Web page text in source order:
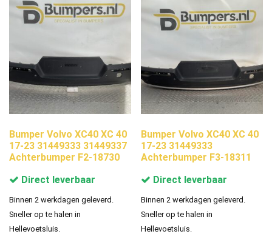
Bumper Volvo XC40 XC 40
17-23 31449333 31449337
Achterbumper F2-18730
Direct leverbaar
Binnen 2 werkdagen geleverd.
Sneller op te halen in
Hellevoetsluis.
Bumper Volvo XC40 XC 40
17-23 31449333
Achterbumper F3-18311
Direct leverbaar
Binnen 2 werkdagen geleverd.
Sneller op te halen in
Hellevoetsluis.